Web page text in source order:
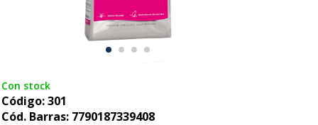
Con stock
Código: 301
Cód. Barras: 7790187339408